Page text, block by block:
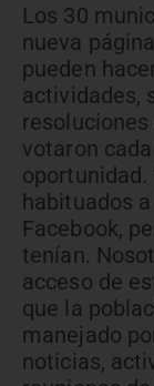
Los 30
nueva
pueden
actividades,
votaron
oportunidad.
habituados
Facebook,
tenían.
acceso de
que la
manejado
noticias,